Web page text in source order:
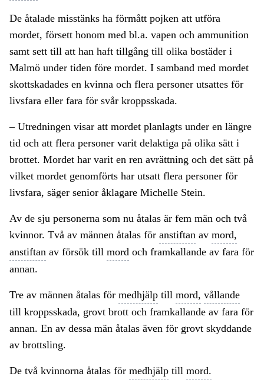
De åtalade misstänks ha förmått pojken att utföra
mordet, försett honom med bl.a. vapen och ammunition
samt sett till att han haft tillgång till olika bostäder i
Malmö under tiden före mordet. I samband med mordet
skottskadades en kvinna och flera personer utsattes för
livsfara eller fara för svår kroppsskada.
– Utredningen visar att mordet planlagts under en längre
tid och att flera personer varit delaktiga på olika sätt i
brottet. Mordet har varit en ren avrättning och det sätt på
vilket mordet genomförts har utsatt flera personer för
livsfara, säger senior åklagare Michelle Stein.
Av de sju personerna som nu åtalas är fem män och två
kvinnor. Två av männen åtalas för anstiftan av mord,
anstiftan av försök till mord och framkallande av fara för
annan.
Tre av männen åtalas för medhjälp till mord, vållande
till kroppsskada, grovt brott och framkallande av fara för
annan. En av dessa män åtalas även för grovt skyddande
av brottsling.
De två kvinnorna åtalas för medhjälp till mord.